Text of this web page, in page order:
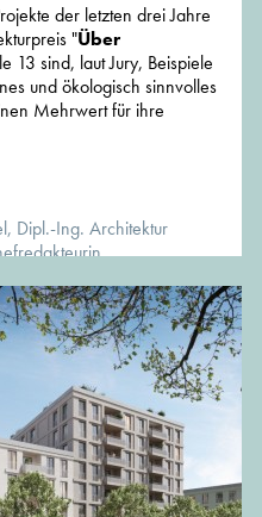
der letzten drei Jahre
"Über
13 sind, laut Jury, Beispiele
und ökologisch sinnvolles
Mehrwert für ihre
Dipl.-Ing. Architektur